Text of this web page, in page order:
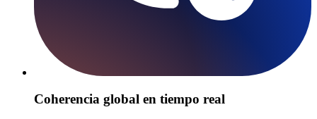
Coherencia global en tiempo real